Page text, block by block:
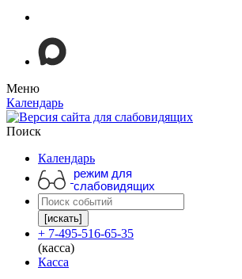
Меню
Календарь
Поиск
Календарь
режим для
слабовидящих
[искать]
+ 7-495-516-65-35
(касса)
Касса